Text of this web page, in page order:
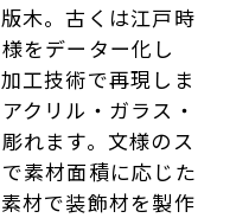
木。古くは江戸時
をデーター化し
工技術で再現しま
クリル・ガラス・
れます。文様のス
素材面積に応じた
材で装飾材を製作